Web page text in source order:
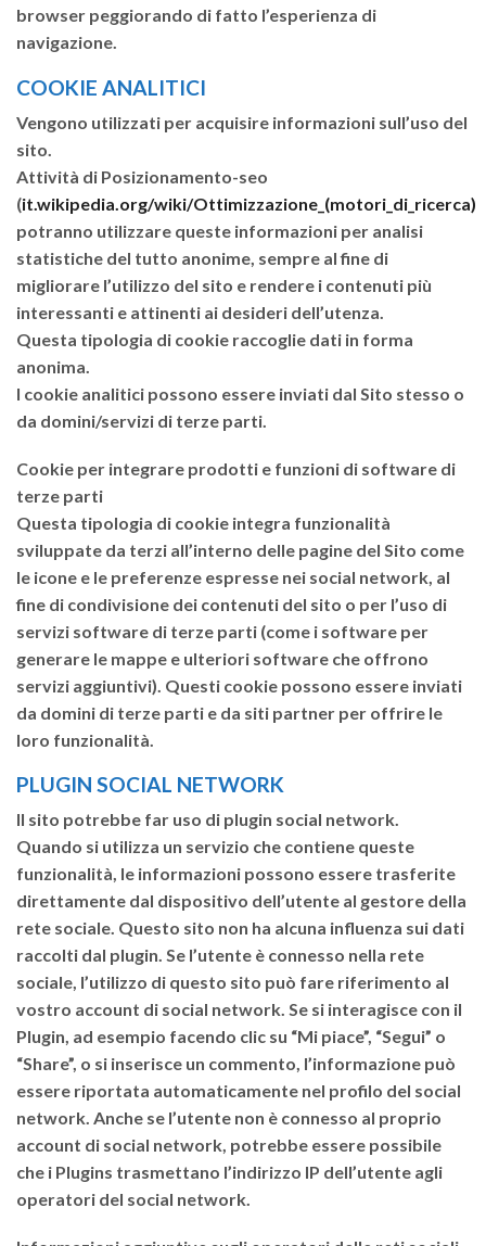
browser peggiorando di fatto l’esperienza di
navigazione.
COOKIE ANALITICI
Vengono utilizzati per acquisire informazioni sull’uso del
sito.
Attività di Posizionamento-seo
(it.wikipedia.org/wiki/Ottimizzazione_(motori_di_ricerca)
potranno utilizzare queste informazioni per analisi
statistiche del tutto anonime, sempre al fine di
migliorare l’utilizzo del sito e rendere i contenuti più
interessanti e attinenti ai desideri dell’utenza.
Questa tipologia di cookie raccoglie dati in forma
anonima.
I cookie analitici possono essere inviati dal Sito stesso o
da domini/servizi di terze parti.
Cookie per integrare prodotti e funzioni di software di
terze parti
Questa tipologia di cookie integra funzionalità
sviluppate da terzi all’interno delle pagine del Sito come
le icone e le preferenze espresse nei social network, al
fine di condivisione dei contenuti del sito o per l’uso di
servizi software di terze parti (come i software per
generare le mappe e ulteriori software che offrono
servizi aggiuntivi). Questi cookie possono essere inviati
da domini di terze parti e da siti partner per offrire le
loro funzionalità.
PLUGIN SOCIAL NETWORK
Il sito potrebbe far uso di plugin social network.
Quando si utilizza un servizio che contiene queste
funzionalità, le informazioni possono essere trasferite
direttamente dal dispositivo dell’utente al gestore della
rete sociale. Questo sito non ha alcuna influenza sui dati
raccolti dal plugin. Se l’utente è connesso nella rete
sociale, l’utilizzo di questo sito può fare riferimento al
vostro account di social network. Se si interagisce con il
Plugin, ad esempio facendo clic su “Mi piace”, “Segui” o
“Share”, o si inserisce un commento, l’informazione può
essere riportata automaticamente nel profilo del social
network. Anche se l’utente non è connesso al proprio
account di social network, potrebbe essere possibile
che i Plugins trasmettano l’indirizzo IP dell’utente agli
operatori del social network.